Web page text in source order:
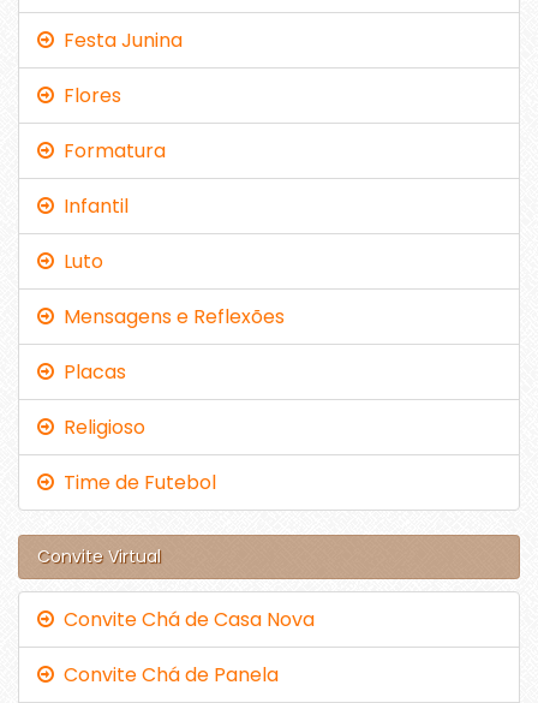
Festa Junina
Flores
Formatura
Infantil
Luto
Mensagens e Reflexões
Placas
Religioso
Time de Futebol
Convite Virtual
Convite Chá de Casa Nova
Convite Chá de Panela